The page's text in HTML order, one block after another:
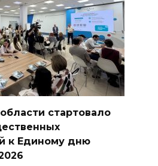
стартовало
к Единому дню